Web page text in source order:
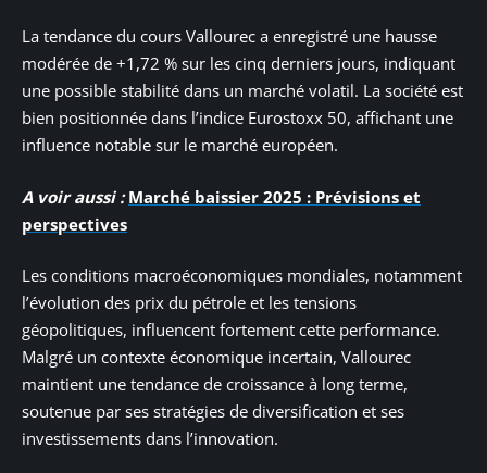
La tendance du cours Vallourec a enregistré une hausse
modérée de +1,72 % sur les cinq derniers jours, indiquant
une possible stabilité dans un marché volatil. La société est
bien positionnée dans l’indice Eurostoxx 50, affichant une
influence notable sur le marché européen.
A voir aussi : Marché baissier 2025 : Prévisions et
perspectives
Les conditions macroéconomiques mondiales, notamment
l’évolution des prix du pétrole et les tensions
géopolitiques, influencent fortement cette performance.
Malgré un contexte économique incertain, Vallourec
maintient une tendance de croissance à long terme,
soutenue par ses stratégies de diversification et ses
investissements dans l’innovation.